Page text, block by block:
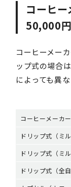
コーヒ
50,000円
コーヒーメー
ップ式の場合
によっても異な
コーヒーメーカ
ドリップ式（ミル
ドリップ式（ミル
ドリップ式（全自